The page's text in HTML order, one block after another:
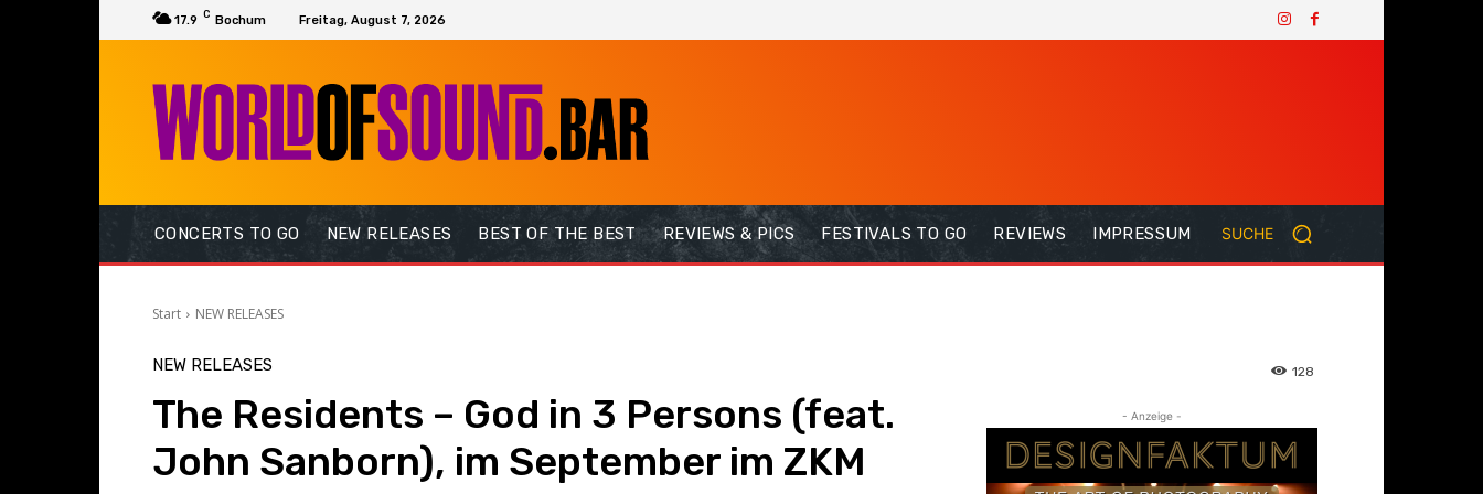
17.9 C Bochum Freitag, August 7, 2026
CONCERTS TO GO NEW RELEASES BEST OF THE BEST REVIEWS & PICS FESTIVALS TO GO REVIEWS IMPRESSUM SUCHE
Start NEW RELEASES
NEW RELEASES
The Residents – God in 3 Persons (feat.
John Sanborn), im September im ZKM
128
- Anzeige -